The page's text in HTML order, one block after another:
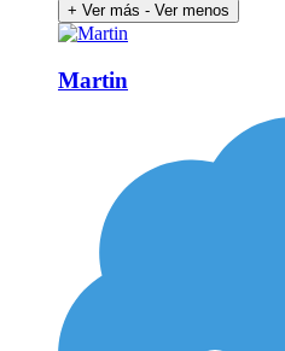
+ Ver más - Ver menos
Martin